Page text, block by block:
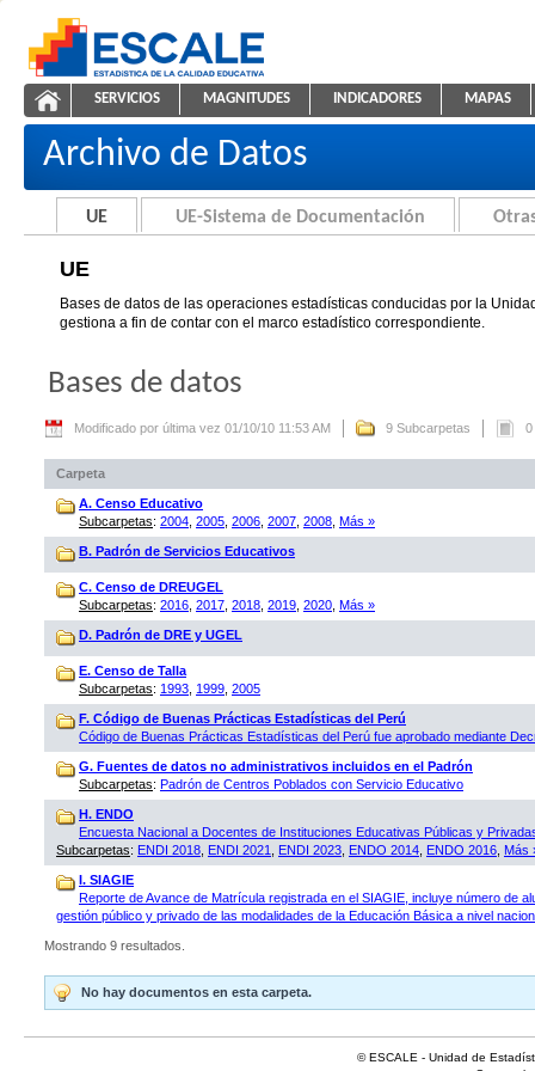
ESCALE - Unidad de Estadística Educativa
UE
NAVEGACIÓN
SERVICIOS MAGNITUDES INDICADORES MAPAS
Archivo de Datos
UE UE-Sistema de Documentación
UE
Bases de datos de las operaciones estadísticas conducidas por la
gestiona a fin de contar con el marco estadístico correspondiente.
Bases de datos
Modificado por última vez 01/10/10 11:53 AM 9 Subcarpetas 0
Carpeta
A. Censo Educativo
Subcarpetas: 2004 2005 2006 2007 2008 Más »
B. Padrón de Servicios Educativos
C. Censo de DREUGEL
Subcarpetas: 2016 2017 2018 2019 2020 Más »
D. Padrón de DRE y UGEL
E. Censo de Talla
Subcarpetas: 1993 1999 2005
F. Código de Buenas Prácticas Estadísticas del Perú
Código de Buenas Prácticas Estadísticas del Perú fue aprobado mediante
G. Fuentes de datos no administrativos incluidos en el Padrón
Subcarpetas: Padrón de Centros Poblados con Servicio Educativo
H. ENDO
Encuesta Nacional a Docentes de Instituciones Educativas Públicas y
Subcarpetas: ENDI 2018 ENDI 2021 ENDI 2023 ENDO 2014 ENDO 2016 Más
I. SIAGIE
Reporte de Avance de Matrícula registrada en el SIAGIE, incluye número de
gestión público y privado de las modalidades de la Educación Básica a nivel
Mostrando 9 resultados.
No hay documentos en esta carpeta.
© ESCALE - Unidad de